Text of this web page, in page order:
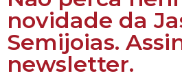
novidade da
Semijoias.
newsletter.